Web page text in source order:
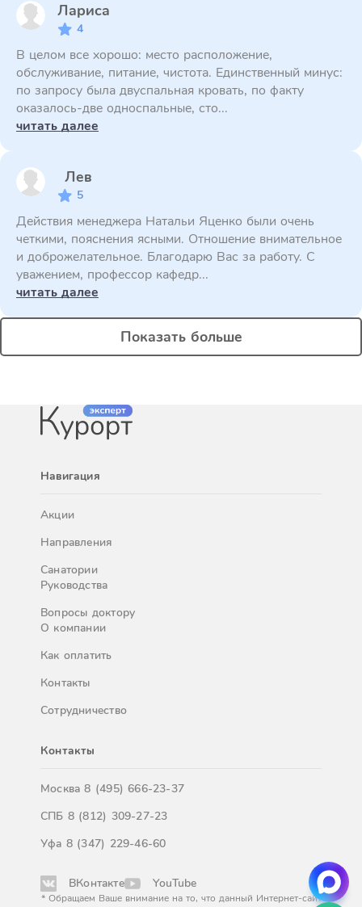
Лариса
4
В целом все хорошо: место расположение,
обслуживание, питание, чистота. Единственный минус:
по запросу была двуспальная кровать, по факту
оказалось-две односпальные, сто...
читать далее
Лев
5
Действия менеджера Натальи Яценко были очень
четкими, пояснения ясными. Отношение внимательное
и доброжелательное. Благодарю Вас за работу. С
уважением, профессор кафедр...
читать далее
Показать больше
Навигация
Акции
Направления
Санатории
Руководства
Вопросы доктору
О компании
Как оплатить
Контакты
Сотрудничество
Контакты
Москва8 (495) 666-23-37
СПБ 8 (812) 309-27-23
Уфа 8 (347) 229-46-60
ВКонтакте YouTube
* Обращаем Ваше внимание на то, что данный Интернет-сайт